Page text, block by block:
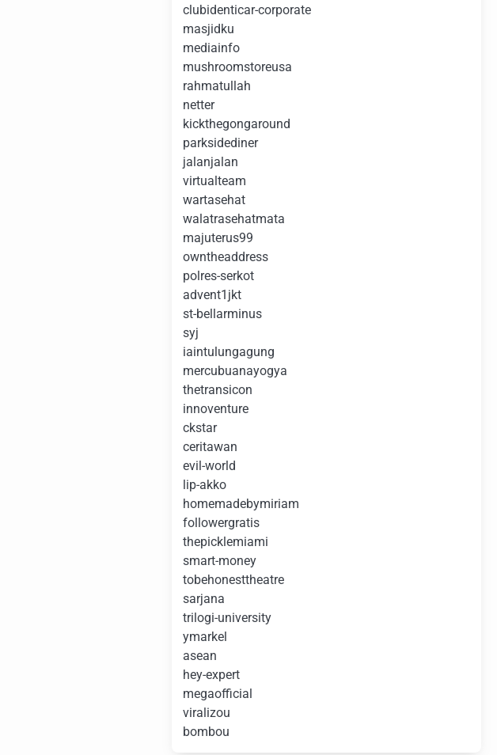
clubidenticar-corporate
masjidku
mediainfo
mushroomstoreusa
rahmatullah
netter
kickthegongaround
parksidediner
jalanjalan
virtualteam
wartasehat
walatrasehatmata
majuterus99
owntheaddress
polres-serkot
advent1jkt
st-bellarminus
syj
iaintulungagung
mercubuanayogya
thetransicon
innoventure
ckstar
ceritawan
evil-world
lip-akko
homemadebymiriam
followergratis
thepicklemiami
smart-money
tobehonesttheatre
sarjana
trilogi-university
ymarkel
asean
hey-expert
megaofficial
viralizou
bombou